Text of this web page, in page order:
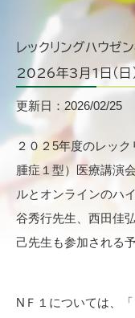
レックリングハウゼ
2026年3月1日（日
更新日：2026/02/25
２０２5年度のレッ
腫症１型）医療講演
ルとオンラインのハ
谷秀行先生、西田佳
己先生も参加される予
NＦ１については、